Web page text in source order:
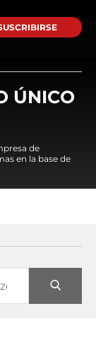
ÚNICO
de
en la base de